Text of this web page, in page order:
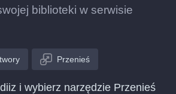
biblioteki w serwisie
Przenieś
i wybierz narzędzie Przenieś